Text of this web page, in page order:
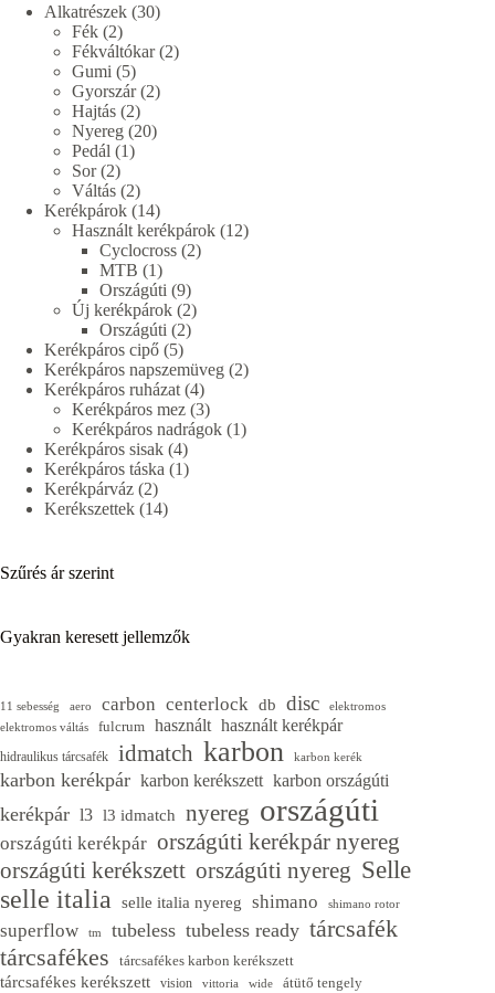
Alkatrészek 3030
Fék 22
termék
Fékváltókar 22
Gumi 55
termék
Gyorszár 22
Hajtás 22
termék
Nyereg 2020
Pedál 11
Sor 22
termék
Váltás 22
termék
Kerékpárok 1414
termék
Használt kerékpárok 1212
Cyclocross 22
MTB 11
termék
Országúti 99
termék
Új kerékpárok 22
termék
Országúti 22
Kerékpáros cipő 55
termék
Kerékpáros napszemüveg 22
Kerékpáros ruházat 44
termék
Kerékpáros mez 33
termék
Kerékpáros nadrágok 11
Kerékpáros sisak 44
termék
Kerékpáros táska 11
Kerékpárváz 22
termék
Kerékszettek 1414
Szűrés ár szerint
Gyakran keresett jellemzők
11 sebesség aero carbon centerlock db disc
elektromos
elektromos váltás
fulcrum használt használt kerékpár
hidraulikus tárcsafék idmatch karbon karbon kerék
karbon kerékpár karbon kerékszett karbon országúti
kerékpár l3 l3 idmatch nyereg országúti
országúti kerékpár országúti kerékpár nyereg
országúti kerékszett országúti nyereg Selle
selle italia selle italia nyereg shimano shimano rotor
superflow tm tubeless tubeless ready tárcsafék
tárcsafékes
tárcsafékes karbon kerékszett
tárcsafékes kerékszett vision vittoria wide
átütő tengely